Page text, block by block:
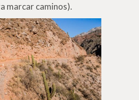
marcar caminos).